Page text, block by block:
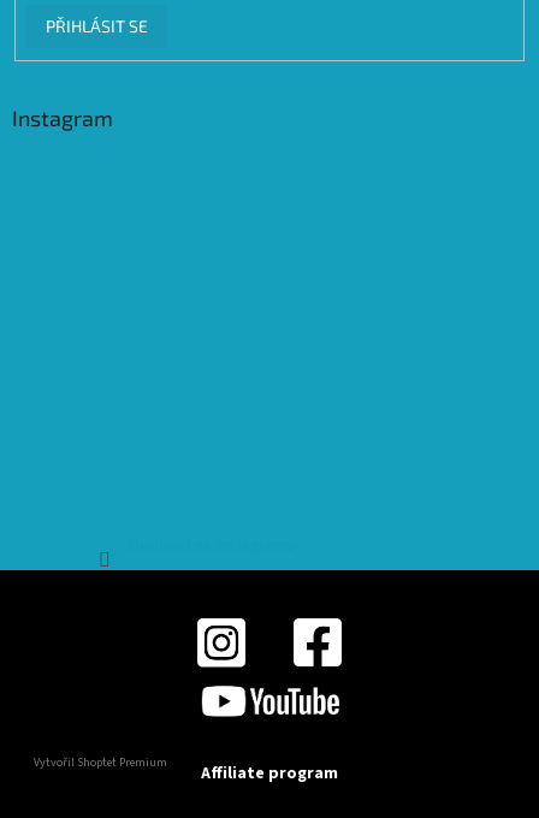
PŘIHLÁSIT SE
Instagram
Vytvořil Shoptet Premium Affiliate program